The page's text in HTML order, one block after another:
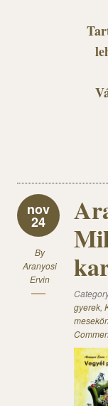
nov
24
By
Aranyosi
Ervin
gyerek,